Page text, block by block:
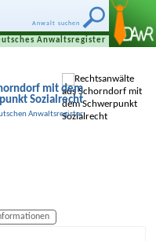
Anwalt suchen
Anwaltsregister
mit dem
Sozialrecht
Anwaltsregister